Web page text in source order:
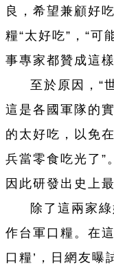
良，希望兼顧好
糧“太好吃”，“可
事專家都贊成這樣
至於原因，“
這是各國軍隊的
的太好吃，以免
兵當零食吃光了”
因此研發出史上
除了這兩家
作台 軍口糧。在
口糧’，日網友曝